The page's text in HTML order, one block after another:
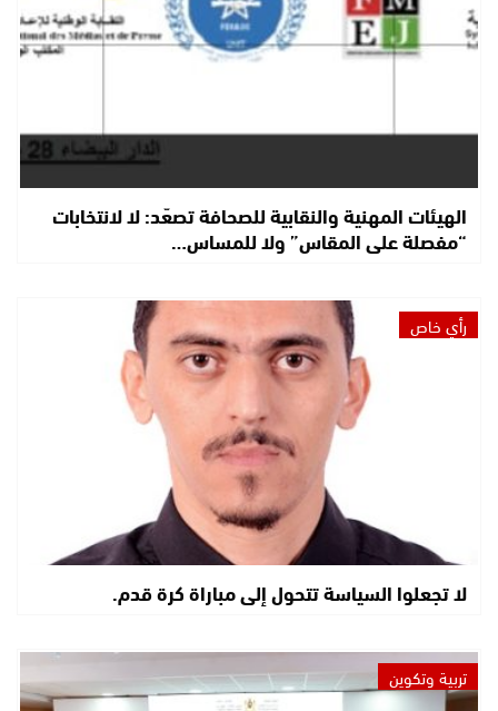
الهيئات المهنية والنقابية للصحافة تصعّد: لا لانتخابات
“مفصلة على المقاس” ولا للمساس…
رأي خاص
لا تجعلوا السياسة تتحول إلى مباراة كرة قدم.
تربية وتكوين